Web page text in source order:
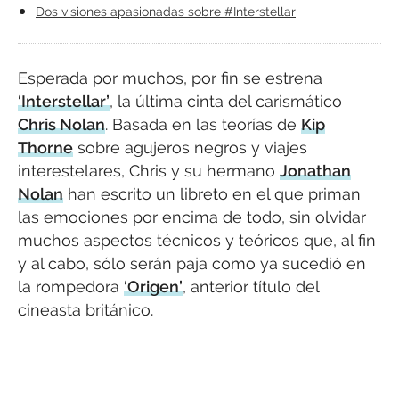
Dos visiones apasionadas sobre #Interstellar
Esperada por muchos, por fin se estrena
‘Interstellar’, la última cinta del carismático
Chris Nolan. Basada en las teorías de Kip
Thorne sobre agujeros negros y viajes
interestelares, Chris y su hermano Jonathan
Nolan han escrito un libreto en el que priman
las emociones por encima de todo, sin olvidar
muchos aspectos técnicos y teóricos que, al fin
y al cabo, sólo serán paja como ya sucedió en
la rompedora ‘Origen’, anterior título del
cineasta británico.